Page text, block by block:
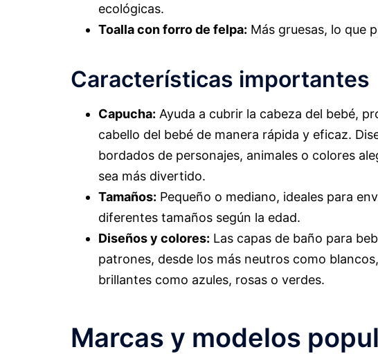
ecológicas.
Toalla con forro de felpa: Más gruesas, lo que
Características importantes
Capucha: Ayuda a cubrir la cabeza del bebé,
cabello del bebé de manera rápida y eficaz.
bordados de personajes, animales o colores
sea más divertido.
Tamaños: Pequeño o mediano, ideales para
diferentes tamaños según la edad.
Diseños y colores: Las capas de baño para
patrones, desde los más neutros como
brillantes como azules, rosas o verdes.
Marcas y modelos